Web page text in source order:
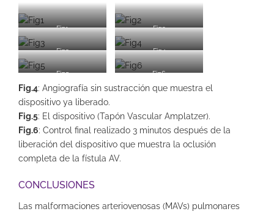
Fig1 Fig2
Fig3 Fig4
Fig5 Fig6
Fig.4: Angiografía sin sustracción que muestra el
dispositivo ya liberado.
Fig.5: El dispositivo (Tapón Vascular Amplatzer).
Fig.6: Control final realizado 3 minutos después de la
liberación del dispositivo que muestra la oclusión
completa de la fístula AV.
CONCLUSIONES
Las malformaciones arteriovenosas (MAVs) pulmonares